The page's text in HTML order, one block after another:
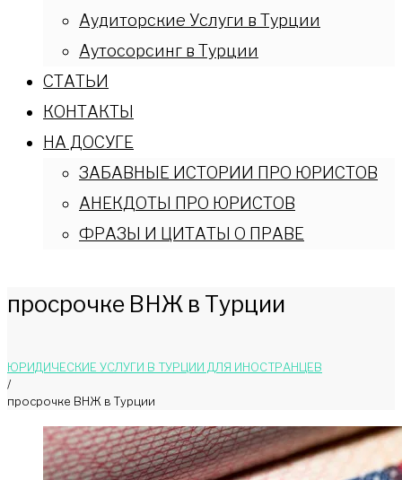
Аудиторские Услуги в Турции
Аутосорсинг в Турции
СТАТЬИ
КОНТАКТЫ
НА ДОСУГЕ
ЗАБАВНЫЕ ИСТОРИИ ПРО ЮРИСТОВ
АНЕКДОТЫ ПРО ЮРИСТОВ
ФРАЗЫ И ЦИТАТЫ О ПРАВЕ
просрочке ВНЖ в Турции
ЮРИДИЧЕСКИЕ УСЛУГИ В ТУРЦИИ ДЛЯ ИНОСТРАНЦЕВ
/
просрочке ВНЖ в Турции